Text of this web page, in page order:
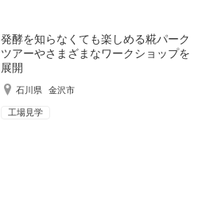
発酵を知らなくても楽しめる糀パーク
ツアーやさまざまなワークショップを
展開
石川県 金沢市
工場見学